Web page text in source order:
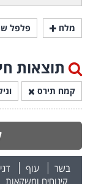
מלח פלפל
תוצאות
קמח תירס
בשר עוף
קינוחים ומשקאות